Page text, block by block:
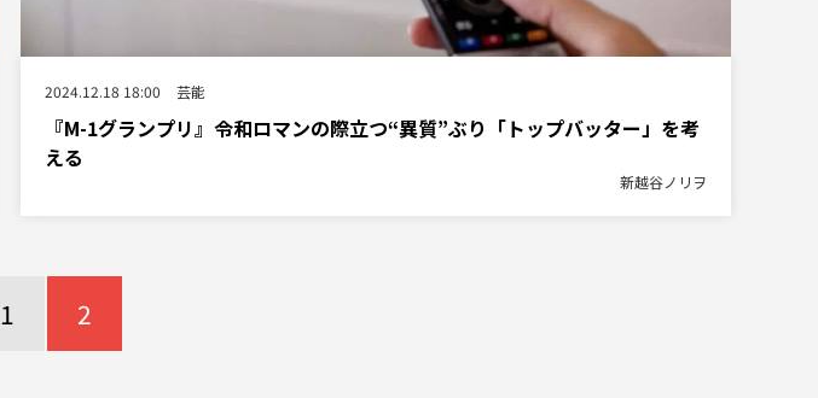
2024.12.18 18:00 芸能
『M-1グランプリ』令和ロマンの際立つ“異質”ぶり「トップバッター」を考
える
新越谷ノリヲ
1 2